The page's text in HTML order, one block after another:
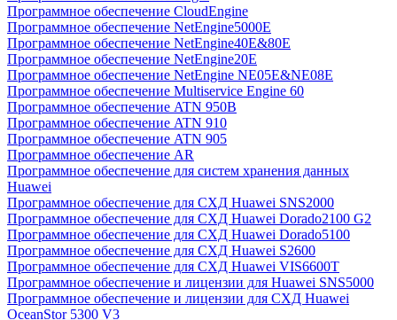
Программное обеспечение CloudEngine
Программное обеспечение NetEngine5000E
Программное обеспечение NetEngine40E&80E
Программное обеспечение NetEngine20E
Программное обеспечение NetEngine NE05E&NE08E
Программное обеспечение Multiservice Engine 60
Программное обеспечение ATN 950B
Программное обеспечение ATN 910
Программное обеспечение ATN 905
Программное обеспечение AR
Программное обеспечение для систем хранения данных
Huawei
Программное обеспечение для СХД Huawei SNS2000
Программное обеспечение для СХД Huawei Dorado2100 G2
Программное обеспечение для СХД Huawei Dorado5100
Программное обеспечение для СХД Huawei S2600
Программное обеспечение для СХД Huawei VIS6600T
Программное обеспечение и лицензии для Huawei SNS5000
Программное обеспечение и лицензии для СХД Huawei
OceanStor 5300 V3